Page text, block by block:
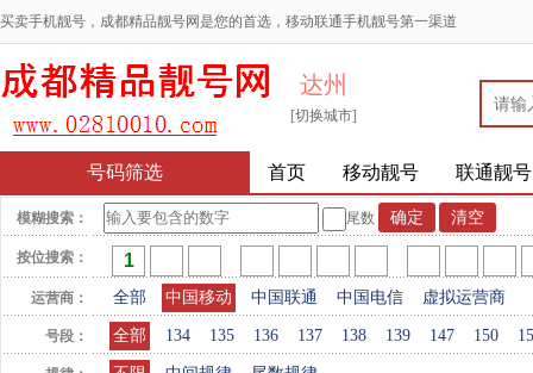
买卖手机靓号，成都精品靓号网是您的首选，移动联通手机靓号第一渠道
达州
[切换城市]
号码筛选 首页 移动靓号 联通靓号
模糊搜索： 尾数
按位搜索：
运营商： 全部 中国移动 中国联通 中国电信 虚拟运营商
号段： 全部 134 135 136 137 138 139 147 150